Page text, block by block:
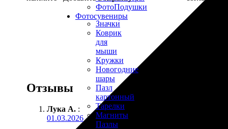
ФотоПодушки
Фотоcувениры
Значки
Коврик
для
мыши
Кружки
Новогодние
шары
Пазл
картонный
Тарелки
Магниты
Пазлы
Отзывы
Лука А. :
01.03.2026